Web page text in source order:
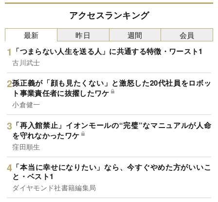
アクセスランキング
最新
「つまらない人生を送る人」に共通する特徴・ワースト1
古川武士
孫正義が「顔も見たくない」と激怒した20代社員をロボッ
ト事業責任者に抜擢したワケ
小倉健一
「再入館禁止」イオンモールの“完璧”なマニュアルが人命
を守れなかったワケ
窪田順生
「本当に幸せになりたい」なら、今すぐやめた方がいいこ
と・ベスト1
ダイヤモンド社書籍編集局
昨日 週間 会員